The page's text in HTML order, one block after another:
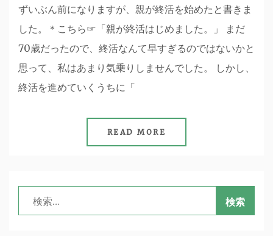
ずいぶん前になりますが、親が終活を始めたと書きま
した。＊こちら☞「親が終活はじめました。」 まだ
70歳だったので、終活なんて早すぎるのではないかと
思って、私はあまり気乗りしませんでした。 しかし、
終活を進めていくうちに「
READ MORE
索: